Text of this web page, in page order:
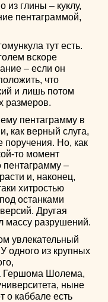
из глины – куклу,
пентаграммой,
тут есть.
вскоре
– если он
что
и лишь потом
размеров.
пентаграмму в
как верный слуга,
поручения. Но, как
то момент
пентаграмму –
и, наконец,
хитростью
останками
Другая
массу разрушений.
увлекательный
одного из крупных
Гершома Шолема,
ныне
о каббале есть